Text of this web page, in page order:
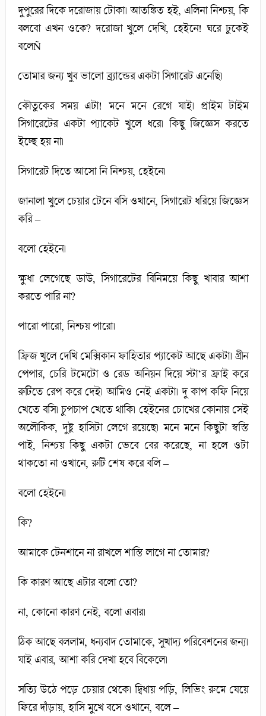
দুপুরের দিকে দরোজায় টোকা। আতঙ্কিত হই, এলিনা নিশ্চয়, কি
বলবো এখন ওকে? দরোজা খুলে দেখি, হেইনে! ঘরে ঢুকেই
বলেÑ
তোমার জন্য খুব ভালো ব্র্যান্ডের একটা সিগারেট এনেছি।
কৌতুকের সময় এটা! মনে মনে রেগে যাই। প্রাইম টাইম
সিগারেটের একটা প্যাকেট খুলে ধরে। কিছু জিজ্ঞেস করতে
ইচ্ছে হয় না।
সিগারেট দিতে আসো নি নিশ্চয়, হেইনে।
জানালা খুলে চেয়ার টেনে বসি ওখানে, সিগারেট ধরিয়ে জিজ্ঞেস
করি –
বলো হেইনে।
ক্ষুধা লেগেছে ডাউ, সিগারেটের বিনিময়ে কিছু খাবার আশা
করতে পারি না?
পারো পারো, নিশ্চয় পারো।
ফ্রিজ খুলে দেখি মেক্সিকান ফাহিতার প্যাকেট আছে একটা। গ্রীন
পেপার, চেরি টমেটো ও রেড অনিয়ন দিয়ে স্টা’র ফ্রাই করে
রুটিতে রেপ করে দেই। আমিও নেই একটা। দু কাপ কফি নিয়ে
খেতে বসি। চুপচাপ খেতে থাকি। হেইনের চোখের কোনায় সেই
অলৌকিক, দুষ্টু হাসিটা লেগে রয়েছে। মনে মনে কিছুটা স্বস্তি
পাই, নিশ্চয় কিছু একটা ভেবে বের করেছে, না হলে ওটা
থাকতো না ওখানে, রুটি শেষ করে বলি –
বলো হেইনে।
কি?
আমাকে টেনশানে না রাখলে শান্তি লাগে না তোমার?
কি কারণ আছে এটার বলো তো?
না, কোনো কারণ নেই, বলো এবার।
ঠিক আছে বললাম, ধন্যবাদ তোমাকে, সুখাদ্য পরিবেশনের জন্য।
যাই এবার, আশা করি দেখা হবে বিকেলে।
সত্যি উঠে পড়ে চেয়ার থেকে। দ্বিধায় পড়ি, লিভিং রুমে যেয়ে
ফিরে দাঁড়ায়, হাসি মুখে বসে ওখানে, বলে –